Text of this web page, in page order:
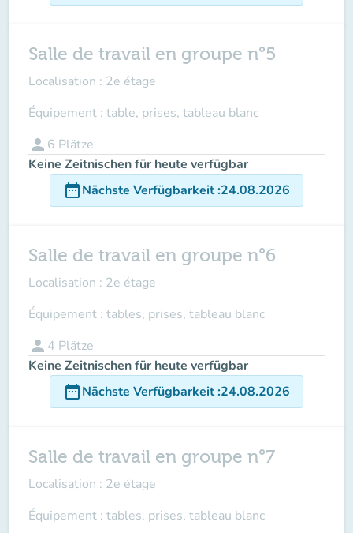
Salle de travail en groupe n°5
Localisation : 2e étage
Équipement : table, prises, tableau blanc
person 6 Plätze
Keine Zeitnischen für heute verfügbar
date_rangeNächste Verfügbarkeit:24.08.2026
Salle de travail en groupe n°6
Localisation : 2e étage
Équipement : tables, prises, tableau blanc
person 4 Plätze
Keine Zeitnischen für heute verfügbar
date_rangeNächste Verfügbarkeit:24.08.2026
Salle de travail en groupe n°7
Localisation : 2e étage
Équipement : tables, prises, tableau blanc